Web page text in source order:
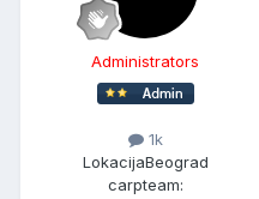
Administrators
1k
LokacijaBeograd
carpteam: